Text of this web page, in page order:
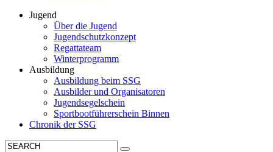
Jugend
Über die Jugend
Jugendschutzkonzept
Regattateam
Winterprogramm
Ausbildung
Ausbildung beim SSG
Ausbilder und Organisatoren
Jugendsegelschein
Sportbootführerschein Binnen
Chronik der SSG